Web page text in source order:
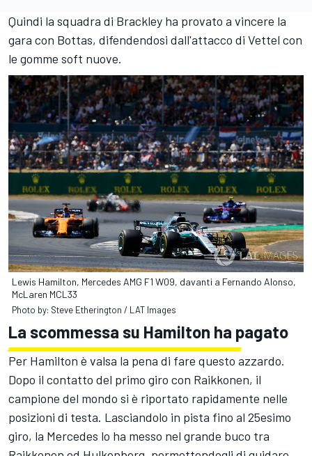
Quindi la squadra di Brackley ha provato a vincere la
gara con Bottas, difendendosi dall'attacco di Vettel con
le gomme soft nuove.
Lewis Hamilton, Mercedes AMG F1 W09, davanti a Fernando Alonso,
McLaren MCL33
Photo by: Steve Etherington / LAT Images
La scommessa su Hamilton ha pagato
Per Hamilton è valsa la pena di fare questo azzardo.
Dopo il contatto del primo giro con Raikkonen, il
campione del mondo si è riportato rapidamente nelle
posizioni di testa. Lasciandolo in pista fino al 25esimo
giro, la Mercedes lo ha messo nel grande buco tra